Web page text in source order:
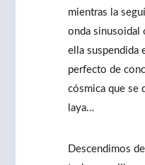
mientras la
onda sinusoidal
ella suspendida
perfecto de
cósmica que se
laya…
Descendimos